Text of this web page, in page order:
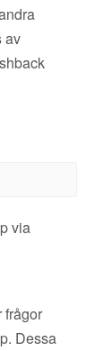
av
via
frågor
Dessa